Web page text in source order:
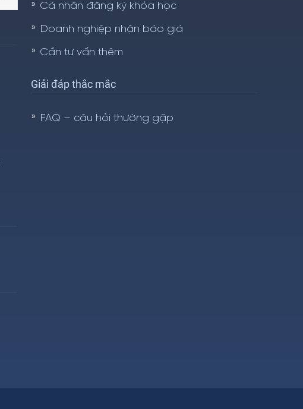
Cá nhân đăng ký khóa học
Doanh nghiệp nhận báo giá
Cần tư vấn thêm
Giải đáp thắc mắc
FAQ – câu hỏi thường gặp